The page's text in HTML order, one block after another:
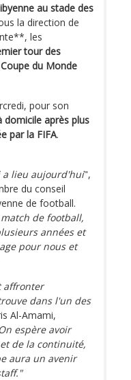
au stade des
la direction de
les
tour des
du Monde
pour son
après plus
par la FIFA.
a lieu aujourd'hui",
du conseil
de football.
de football,
années et
pour nous et
affronter
dans l'un des
Al-Amami,
espère avoir
de la continuité,
aura un avenir